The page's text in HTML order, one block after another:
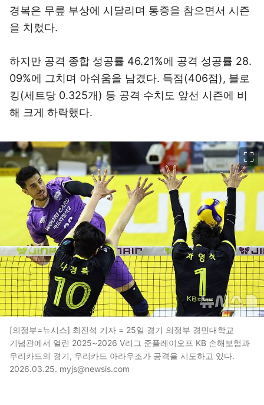
경복은 무릎 부상에 시달리며 통증을 참으면서 시즌
을 치렀다.
하지만 공격 종합 성공률 46.21%에 공격 성공률 28.
09%에 그치며 아쉬움을 남겼다. 득점(406점), 블로
킹(세트당 0.325개) 등 공격 수치도 앞선 시즌에 비
해 크게 하락했다.
[의정부=뉴시스] 최진석 기자 = 25일 경기 의정부 경민대학교
기념관에서 열린 2025~2026 V리그 준플레이오프 KB 손해보험과
우리카드의 경기, 우리카드 아라우조가 공격을 시도하고 있다.
2026.03.25. myjs@newsis.com